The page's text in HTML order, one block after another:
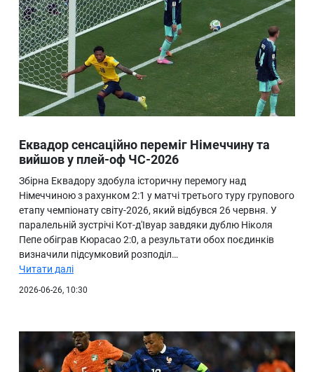
Еквадор сенсаційно переміг Німеччину та
вийшов у плей-оф ЧС-2026
Збірна Еквадору здобула історичну перемогу над
Німеччиною з рахунком 2:1 у матчі третього туру групового
етапу чемпіонату світу-2026, який відбувся 26 червня. У
паралельній зустрічі Кот-д'Івуар завдяки дублю Ніколя
Пепе обіграв Кюрасао 2:0, а результати обох поєдинків
визначили підсумковий розподіл…
Читати далі
2026-06-26, 10:30